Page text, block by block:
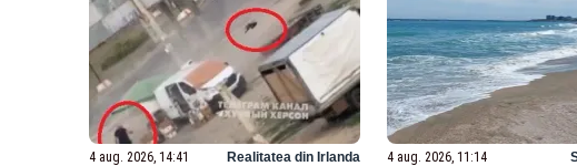
4 aug. 2026, 14:41 Realitatea din Irlanda 4 aug. 2026, 11:14